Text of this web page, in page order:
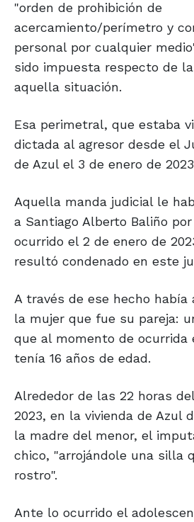
"orden de prohibición de
acercamiento/perímetro y
personal por cualquier
sido impuesta respecto de
aquella situación.
Esa perimetral, que estaba
dictada al agresor desde el
de Azul el 3 de enero de
Aquella manda judicial le
a Santiago Alberto Baliño
ocurrido el 2 de enero de
resultó condenado en este
A través de ese hecho había
la mujer que fue su pareja:
que al momento de ocurrida
tenía 16 años de edad.
Alrededor de las 22 horas
2023, en la vivienda de Azul
la madre del menor, el
chico, "arrojándole una silla
rostro".
Ante lo ocurrido el